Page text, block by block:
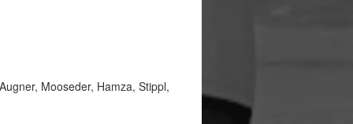
Mooseder, Hamza, Stippl,